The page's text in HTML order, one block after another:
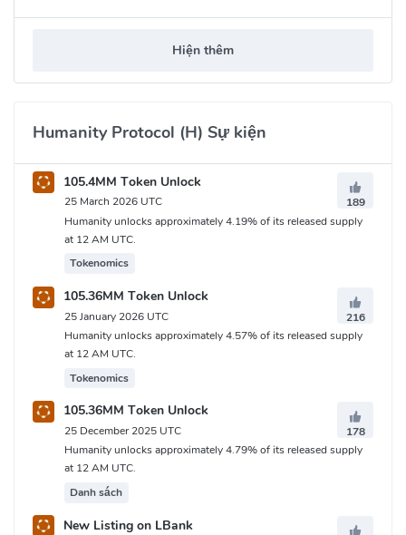
Hiện thêm
Humanity Protocol (H) Sự kiện
105.4MM Token Unlock
25 March 2026 UTC
189
Humanity unlocks approximately 4.19% of its released supply
at 12 AM UTC.
Tokenomics
105.36MM Token Unlock
25 January 2026 UTC
216
Humanity unlocks approximately 4.57% of its released supply
at 12 AM UTC.
Tokenomics
105.36MM Token Unlock
25 December 2025 UTC
178
Humanity unlocks approximately 4.79% of its released supply
at 12 AM UTC.
Danh sách
New Listing on LBank